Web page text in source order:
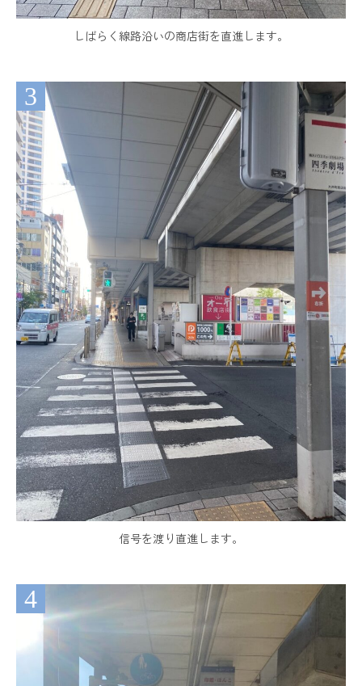
しばらく線路沿いの商店街を直進します。
3
信号を渡り直進します。
4